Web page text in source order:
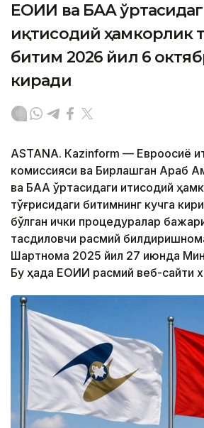
ЕОИИ ва БАА
иқтисодий ҳамкорлик
битим 2026 йил 6
киради
ASTANА. Кazinform — Евроосиё
комиссияси ва Бирлашган Араб
ва БАА ўртасидаги иқтисодий
тўғрисидаги битимнинг кучга
бўлган ички процедуралар
тасдиқловчи расмий
Шартнома 2025 йил 27 июнда
Бу ҳақда ЕОИИ расмий веб-сайти